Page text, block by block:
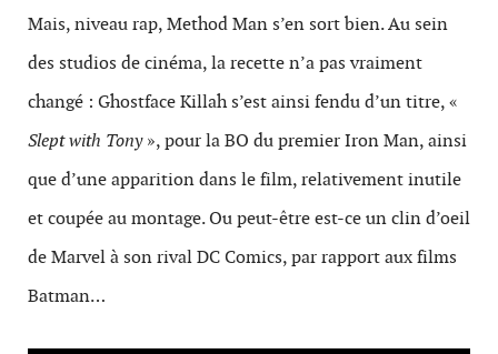
Mais, niveau rap, Method Man s’en sort bien. Au sein
des stu­dios de cinéma, la recette n’a pas vrai­ment
changé : Ghost­face Kil­lah s’est ainsi fendu d’un titre, «
Slept with Tony», pour la BO du premier Iron Man, ainsi
que d’une appari­tion dans le film, rel­a­tive­ment inutile
et coupée au mon­tage. Ou peut-être est-ce un clin d’oeil
de Mar­vel à son rival DC Comics, par rap­port aux films
Batman…